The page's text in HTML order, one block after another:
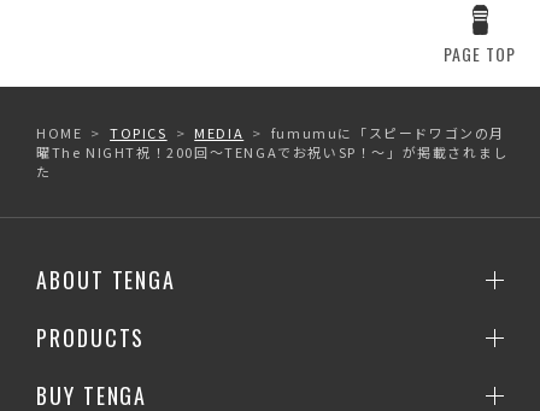
PAGE TOP
HOME TOPICS MEDIA
fumumuに「スピードワゴンの月
曜The NIGHT祝！200回～TENGAでお祝いSP！～」が掲載されまし
た
ABOUT TENGA
PRODUCTS
BUY TENGA